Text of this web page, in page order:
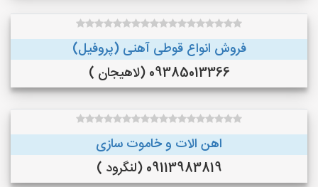
فروش انواع قوطی آهنی (پروفیل)
09385013366 (لاهیجان )
اهن الات و خاموت سازی
09113983819 (لنگرود )